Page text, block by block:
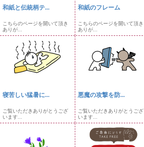
和紙と伝統柄テ...
こちらのページを開いて頂き
ありが...
和紙のフレーム
こちらのページを開いて頂き
ありが...
寝苦しい猛暑に...
ご覧いただきありがとうござ
います...
悪魔の攻撃を防...
ご覧いただきありがとうござ
います...